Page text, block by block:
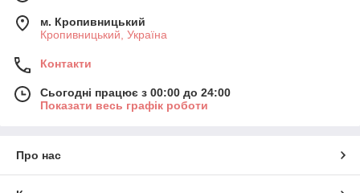
м. Кропивницький
Кропивницький, Україна
Контакти
Сьогодні працює з 00:00 до 24:00
Показати весь графік роботи
Про нас